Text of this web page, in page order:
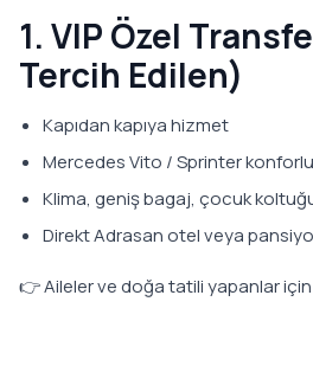
1. VIP Özel
Tercih Edilen)
Kapıdan kapıya hizmet
Mercedes Vito / Sprinter
Klima, geniş bagaj, çocuk
Direkt Adrasan otel veya
👉 Aileler ve doğa tatili yapanlar